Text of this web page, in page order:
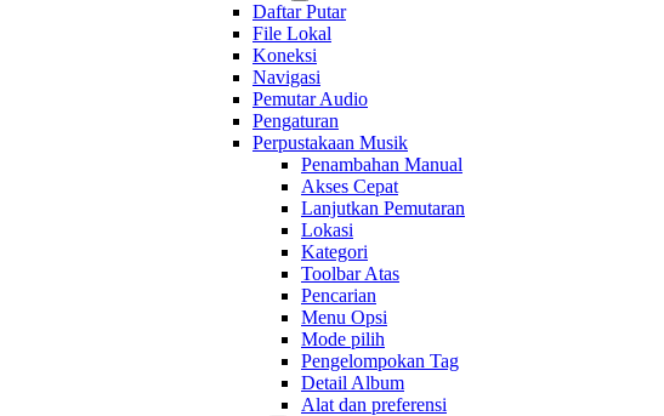
Daftar Putar
File Lokal
Koneksi
Navigasi
Pemutar Audio
Pengaturan
Perpustakaan Musik
Penambahan Manual
Akses Cepat
Lanjutkan Pemutaran
Lokasi
Kategori
Toolbar Atas
Pencarian
Menu Opsi
Mode pilih
Pengelompokan Tag
Detail Album
Alat dan preferensi